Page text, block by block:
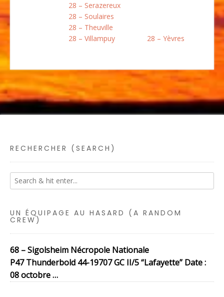
28 – Serazereux
28 – Soulaires
28 – Theuville
28 – Villampuy
28 – Yèvres
RECHERCHER (SEARCH)
UN ÉQUIPAGE AU HASARD (A RANDOM
CREW)
68 – Sigolsheim Nécropole Nationale
P47 Thunderbold 44-19707 GC II/5 “Lafayette” Date :
08 octobre …